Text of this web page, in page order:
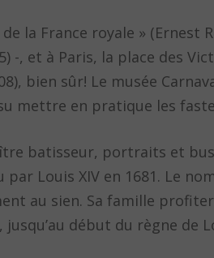
la France royale » (Ernest
-, et à Paris, la place des
bien sûr! Le musée
mettre en pratique les
batisseur, portraits et
Louis XIV en 1681. Le
au sien. Sa famille
début du règne de